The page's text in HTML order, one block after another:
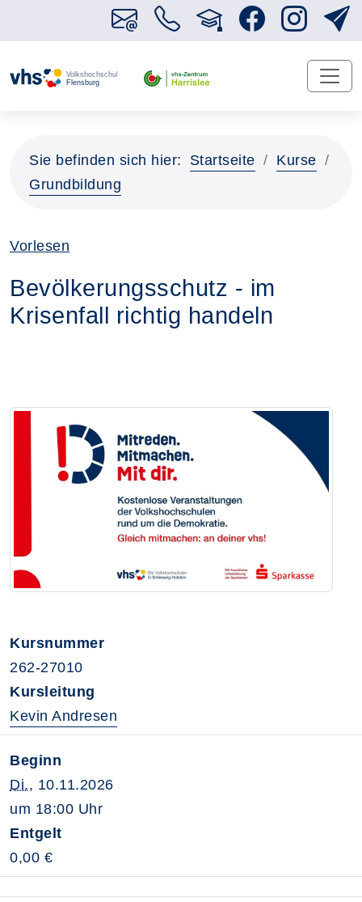
Sie befinden sich hier: Startseite
Kurse
Grundbildung
Vorlesen
Bevölkerungsschutz - im
Krisenfall richtig handeln
Kursnummer
262-27010
Kursleitung
Kevin Andresen
Beginn
Di., 10.11.2026
um 18:00 Uhr
Entgelt
0,00 €